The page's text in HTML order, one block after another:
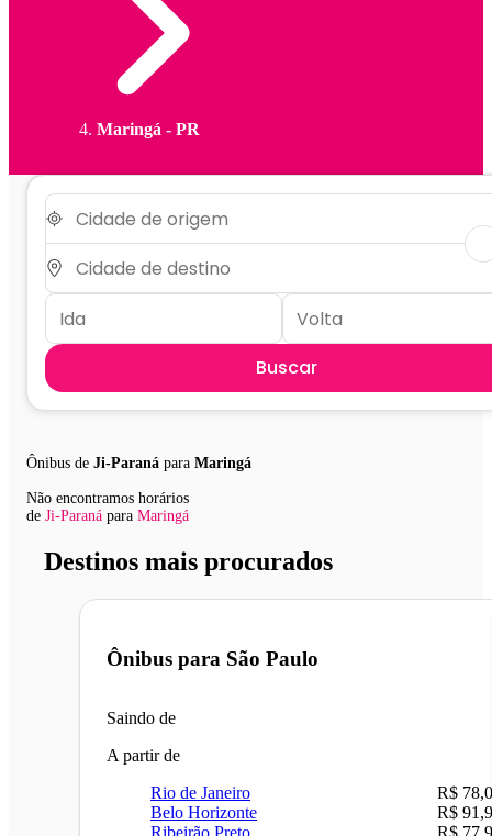
Maringá - PR
Buscar
Ônibus de Ji-Paraná para Maringá
Não encontramos horários
de Ji-Paraná para Maringá
Destinos mais procurados
Ônibus para São Paulo
Saindo de
A partir de
Rio de Janeiro
R$
Belo Horizonte
R$